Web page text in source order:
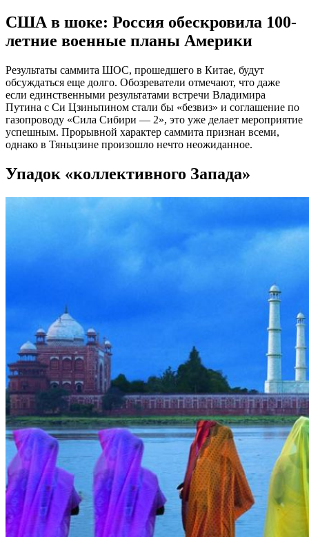
США в шоке: Россия обескровила 100-
летние военные планы Америки
Результаты саммита ШОС, прошедшего в Китае, будут
обсуждаться еще долго. Обозреватели отмечают, что даже
если единственными результатами встречи Владимира
Путина с Си Цзиньпином стали бы «безвиз» и соглашение по
газопроводу «Сила Сибири — 2», это уже делает мероприятие
успешным. Прорывной характер саммита признан всеми,
однако в Тяньцзине произошло нечто неожиданное.
Упадок «коллективного Запада»